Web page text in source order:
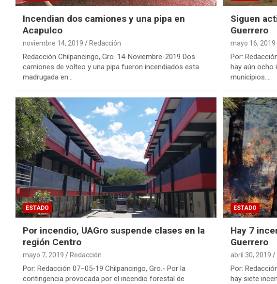
Incendian dos camiones y una pipa en
Acapulco
noviembre 14, 2019 Redacción
Redacción Chilpancingo, Gro. 14-Noviembre-2019 Dos
camiones de volteo y una pipa fueron incendiados esta
madrugada en…
Siguen
Guerrero
mayo 16, 2019
Por:
hay aún ocho
municipios.…
ESTADO
Por incendio, UAGro suspende clases en la
región Centro
mayo 7, 2019 Redacción
Por: Redacción 07–05-19 Chilpancingo, Gro.- Por la
contingencia provocada por el incendio forestal de
ESTADO
Hay 7
Guerrero
abril 30, 2019
Por:
hay siete